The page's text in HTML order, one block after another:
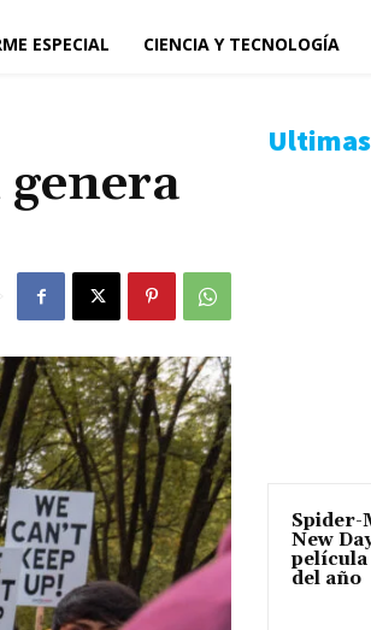
ESPECIAL CIENCIA Y TECNOLOGÍA
Spider-
New
del año